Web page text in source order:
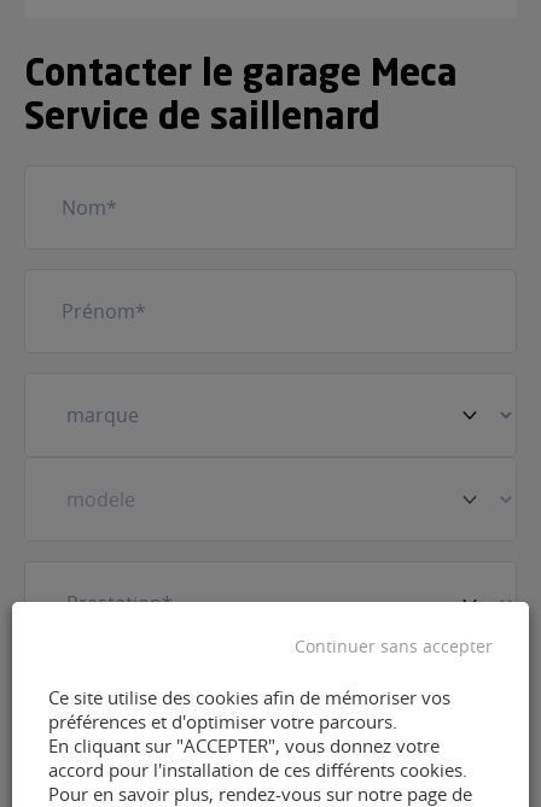
Contacter le garage Meca
Service de saillenard
véhicule(Nécessaire)
mail(Nécessaire)
Téléphone(Nécessaire)
Ce site utilise des cookies afin de mémoriser vos
préférences et d'optimiser votre parcours.
En cliquant sur "ACCEPTER", vous donnez votre
accord pour l'installation de ces différents cookies.
Pour en savoir plus, rendez-vous sur notre page de
Continuer sans accepter